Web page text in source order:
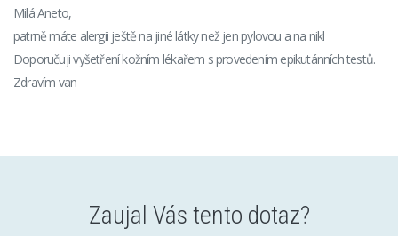
Milá Aneto,
patrně máte alergii ještě na jiné látky než jen pylovou a na nikl
Doporučuji vyšetření kožním lékařem s provedením epikutánních testů.
Zdravím van
Zaujal Vás tento dotaz?